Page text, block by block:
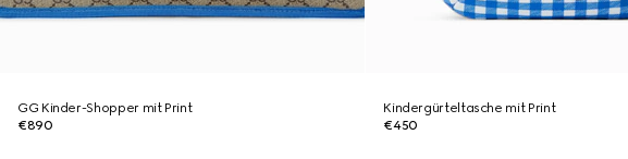
GG Kinder-Shopper mit Print
€890
Kindergürteltasche mit Print
€450